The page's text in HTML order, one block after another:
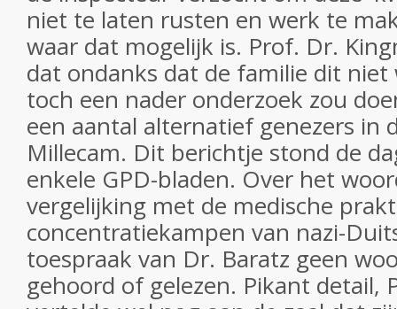
niet te laten rusten en werk te
waar dat mogelijk is. Prof. Dr.
dat ondanks dat de familie dit niet
toch een nader onderzoek zou
een aantal alternatief genezers in
Millecam. Dit berichtje stond de
enkele GPD-bladen. Over het
vergelijking met de medische
concentratiekampen van nazi-
toespraak van Dr. Baratz geen
gehoord of gelezen. Pikant detail,